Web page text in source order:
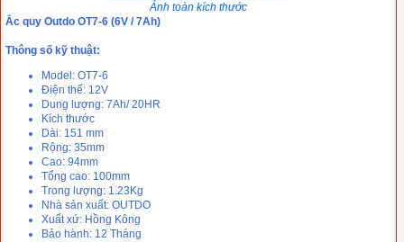
Ảnh toàn kích thước
Ắc quy Outdo OT7-6 (6V / 7Ah)
Thông số kỹ thuật:
Model: OT7-6
Điện thế: 12V
Dung lượng: 7Ah/ 20HR
Kích thước
Dài: 151 mm
Rộng: 35mm
Cao: 94mm
Tổng cao: 100mm
Trong lượng: 1.23Kg
Nhà sản xuất: OUTDO
Xuất xứ: Hồng Kông
Bảo hành: 12 Tháng